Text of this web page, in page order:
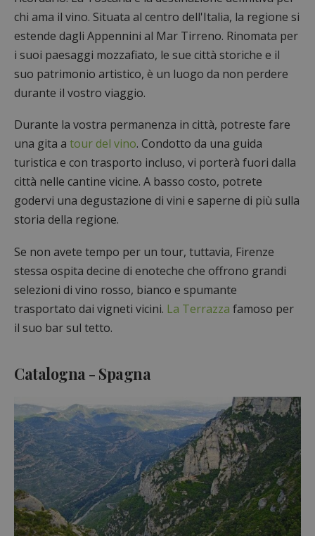
chi ama il vino. Situata al centro dell'Italia, la regione si
estende dagli Appennini al Mar Tirreno. Rinomata per
i suoi paesaggi mozzafiato, le sue città storiche e il
suo patrimonio artistico, è un luogo da non perdere
durante il vostro viaggio.
Durante la vostra permanenza in città, potreste fare
una gita a tour del vino. Condotto da una guida
turistica e con trasporto incluso, vi porterà fuori dalla
città nelle cantine vicine. A basso costo, potrete
godervi una degustazione di vini e saperne di più sulla
storia della regione.
Se non avete tempo per un tour, tuttavia, Firenze
stessa ospita decine di enoteche che offrono grandi
selezioni di vino rosso, bianco e spumante
trasportato dai vigneti vicini. La Terrazza famoso per
il suo bar sul tetto.
Catalogna - Spagna